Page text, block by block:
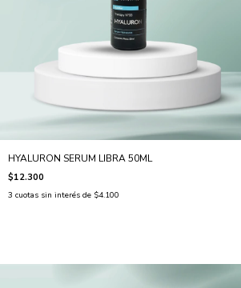
HYALURON SERUM LIBRA 50ML
$12.300
3 cuotas sin interés de $4.100